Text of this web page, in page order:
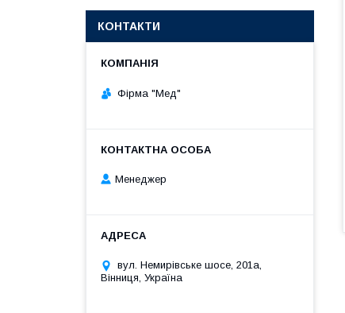
КОНТАКТИ
Фірма "Мед"
Менеджер
вул. Немирівське шосе, 201а,
Вінниця, Україна